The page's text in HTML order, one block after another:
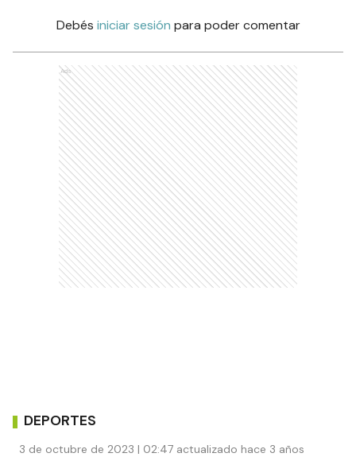
Debés iniciar sesión para poder comentar
Ads
DEPORTES
3 de octubre de 2023 | 02:47 actualizado hace 3 años